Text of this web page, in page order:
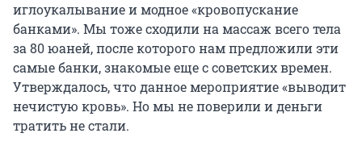
иглоукалывание и модное «кровопускание
банками». Мы тоже сходили на массаж всего тела
за 80 юаней, после которого нам предложили эти
самые банки, знакомые еще с советских времен.
Утверждалось, что данное мероприятие «выводит
нечистую кровь». Но мы не поверили и деньги
тратить не стали.